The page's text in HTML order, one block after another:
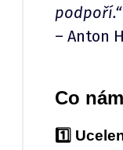
podpoří.“
– Anton
Co
1️⃣